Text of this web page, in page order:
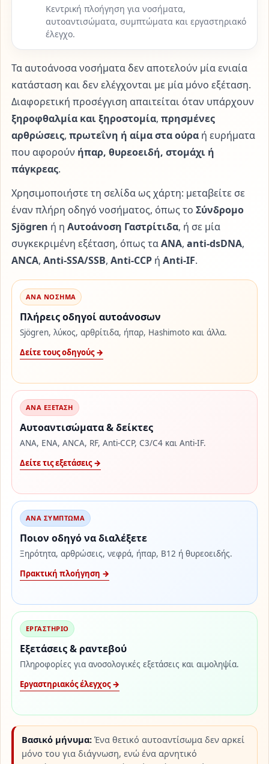
Κεντρική πλοήγηση για νοσήματα,
αυτοαντισώματα, συμπτώματα και εργαστηριακό
έλεγχο.
Τα αυτοάνοσα νοσήματα δεν αποτελούν μία ενιαία
κατάσταση και δεν ελέγχονται με μία μόνο εξέταση.
Διαφορετική προσέγγιση απαιτείται όταν υπάρχουν
ξηροφθαλμία και ξηροστομία, πρησμένες
αρθρώσεις, πρωτεΐνη ή αίμα στα ούρα ή ευρήματα
που αφορούν ήπαρ, θυρεοειδή, στομάχι ή
πάγκρεας.
Χρησιμοποιήστε τη σελίδα ως χάρτη: μεταβείτε σε
έναν πλήρη οδηγό νοσήματος, όπως το Σύνδρομο
Sjögren ή η Αυτοάνοση Γαστρίτιδα, ή σε μία
συγκεκριμένη εξέταση, όπως ταANA, anti-dsDNA,
ANCA, Anti-SSA/SSB, Anti-CCP ή Anti-IF.
ΑΝΑ ΝΟΣΗΜΑ
Πλήρεις οδηγοί αυτοάνοσων
Sjögren, λύκος, αρθρίτιδα, ήπαρ, Hashimoto και άλλα.
Δείτε τους οδηγούς →
ΑΝΑ ΕΞΕΤΑΣΗ
Αυτοαντισώματα & δείκτες
ANA, ENA, ANCA, RF, Anti-CCP, C3/C4 και Anti-IF.
Δείτε τις εξετάσεις →
ΑΝΑ ΣΥΜΠΤΩΜΑ
Ποιον οδηγό να διαλέξετε
Ξηρότητα, αρθρώσεις, νεφρά, ήπαρ, Β12 ή θυρεοειδής.
Πρακτική πλοήγηση →
ΕΡΓΑΣΤΗΡΙΟ
Εξετάσεις & ραντεβού
Πληροφορίες για ανοσολογικές εξετάσεις και αιμοληψία.
Εργαστηριακός έλεγχος →
Βασικό μήνυμα: Ένα θετικό αυτοαντίσωμα δεν αρκεί
μόνο του για διάγνωση, ενώ ένα αρνητικό